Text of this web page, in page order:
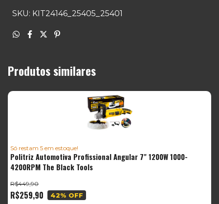
SKU: KIT24146_25405_25401
Produtos similares
Politriz Automotiva Profissional Angular 7" 1200W 1000-
4200RPM The Black Tools
R$259,90
R$449,90
42% OFF
Só restam 5 em estoque!